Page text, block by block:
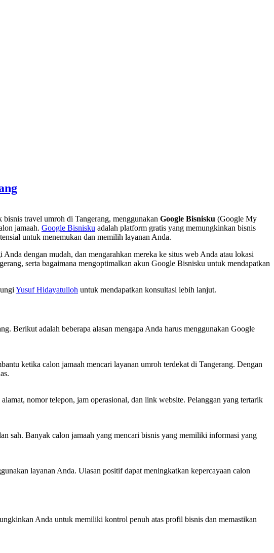
travel umroh di Tangerang, menggunakan Google Bisnisku (Google My
jamaah. Google Bisnisku adalah platform gratis yang memungkinkan bisnis
untuk menemukan dan memilih layanan Anda.
dengan mudah, dan mengarahkan mereka ke situs web Anda atau lokasi
serta bagaimana mengoptimalkan akun Google Bisnisku untuk mendapatkan
Yusuf Hidayatulloh untuk mendapatkan konsultasi lebih lanjut.
Berikut adalah beberapa alasan mengapa Anda harus menggunakan Google
ketika calon jamaah mencari layanan umroh terdekat di Tangerang. Dengan
nomor telepon, jam operasional, dan link website. Pelanggan yang tertarik
sah. Banyak calon jamaah yang mencari bisnis yang memiliki informasi yang
layanan Anda. Ulasan positif dapat meningkatkan kepercayaan calon
Anda untuk memiliki kontrol penuh atas profil bisnis dan memastikan